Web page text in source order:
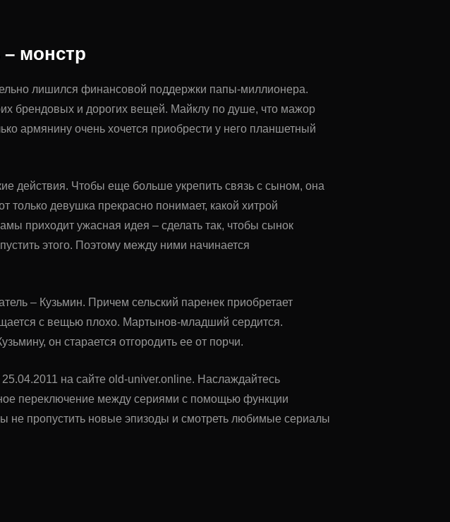
монстр
лишился финансовой поддержки папы-миллионера.
брендовых и дорогих вещей. Майклу по душе, что мажор
армянину очень хочется приобрести у него планшетный
действия. Чтобы еще больше укрепить связь с сыном, она
только девушка прекрасно понимает, какой хитрой
приходит ужасная идея – сделать так, чтобы сынок
этого. Поэтому между ними начинается
– Кузьмин. Причем сельский паренек приобретает
с вещью плохо. Мартынов-младший сердится.
он старается отгородить ее от порчи.
на сайте old-univer.online. Наслаждайтесь
переключение между сериями с помощью функции
не пропустить новые эпизоды и смотреть любимые сериалы